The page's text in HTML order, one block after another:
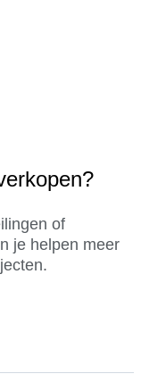
of
je helpen meer